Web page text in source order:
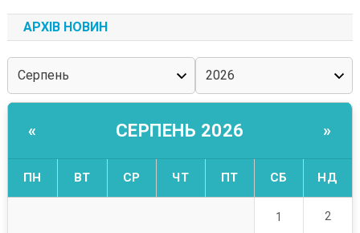
АРХІВ НОВИН
« СЕРПЕНЬ 2026 »
ПН ВТ СР ЧТ ПТ СБ НД
1 2